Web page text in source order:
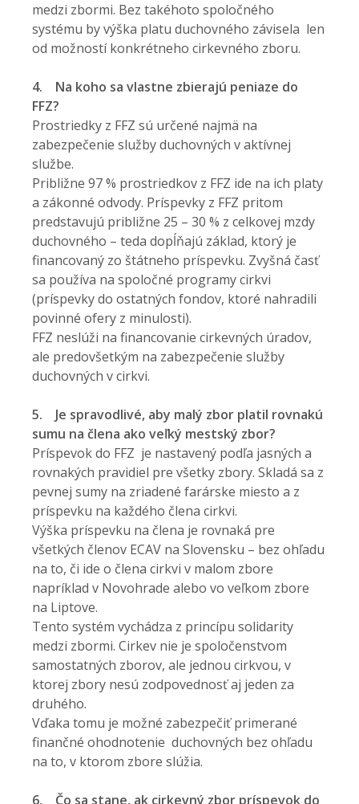
medzi zbormi. Bez takéhoto spoločného
systému by výška platu duchovného závisela len
od možností konkrétneho cirkevného zboru.
4.
Na koho sa vlastne zbierajú peniaze do
FFZ?
Prostriedky z FFZ sú určené najmä na
zabezpečenie služby duchovných v aktívnej
službe.
Približne 97 % prostriedkov z FFZ ide na ich platy
a zákonné odvody. Príspevky z FFZ pritom
predstavujú približne 25 – 30 % z celkovej mzdy
duchovného – teda dopĺňajú základ, ktorý je
financovaný zo štátneho príspevku. Zvyšná časť
sa používa na spoločné programy cirkvi
(príspevky do ostatných fondov, ktoré nahradili
povinné ofery z minulosti).
FFZ neslúži na financovanie cirkevných úradov,
ale predovšetkým na zabezpečenie služby
duchovných v cirkvi.
5.
Je spravodlivé, aby malý zbor platil rovnakú
sumu na člena ako veľký mestský zbor?
Príspevok do FFZ je nastavený podľa jasných a
rovnakých pravidiel pre všetky zbory. Skladá sa z
pevnej sumy na zriadené farárske miesto a z
príspevku na každého člena cirkvi.
Výška príspevku na člena je rovnaká pre
všetkých členov ECAV na Slovensku – bez ohľadu
na to, či ide o člena cirkvi v malom zbore
napríklad v Novohrade alebo vo veľkom zbore
na Liptove.
Tento systém vychádza z princípu solidarity
medzi zbormi. Cirkev nie je spoločenstvom
samostatných zborov, ale jednou cirkvou, v
ktorej zbory nesú zodpovednosť aj jeden za
druhého.
Vďaka tomu je možné zabezpečiť primerané
finančné ohodnotenie duchovných bez ohľadu
na to, v ktorom zbore slúžia.
6. Čo sa stane, ak cirkevný zbor príspevok do